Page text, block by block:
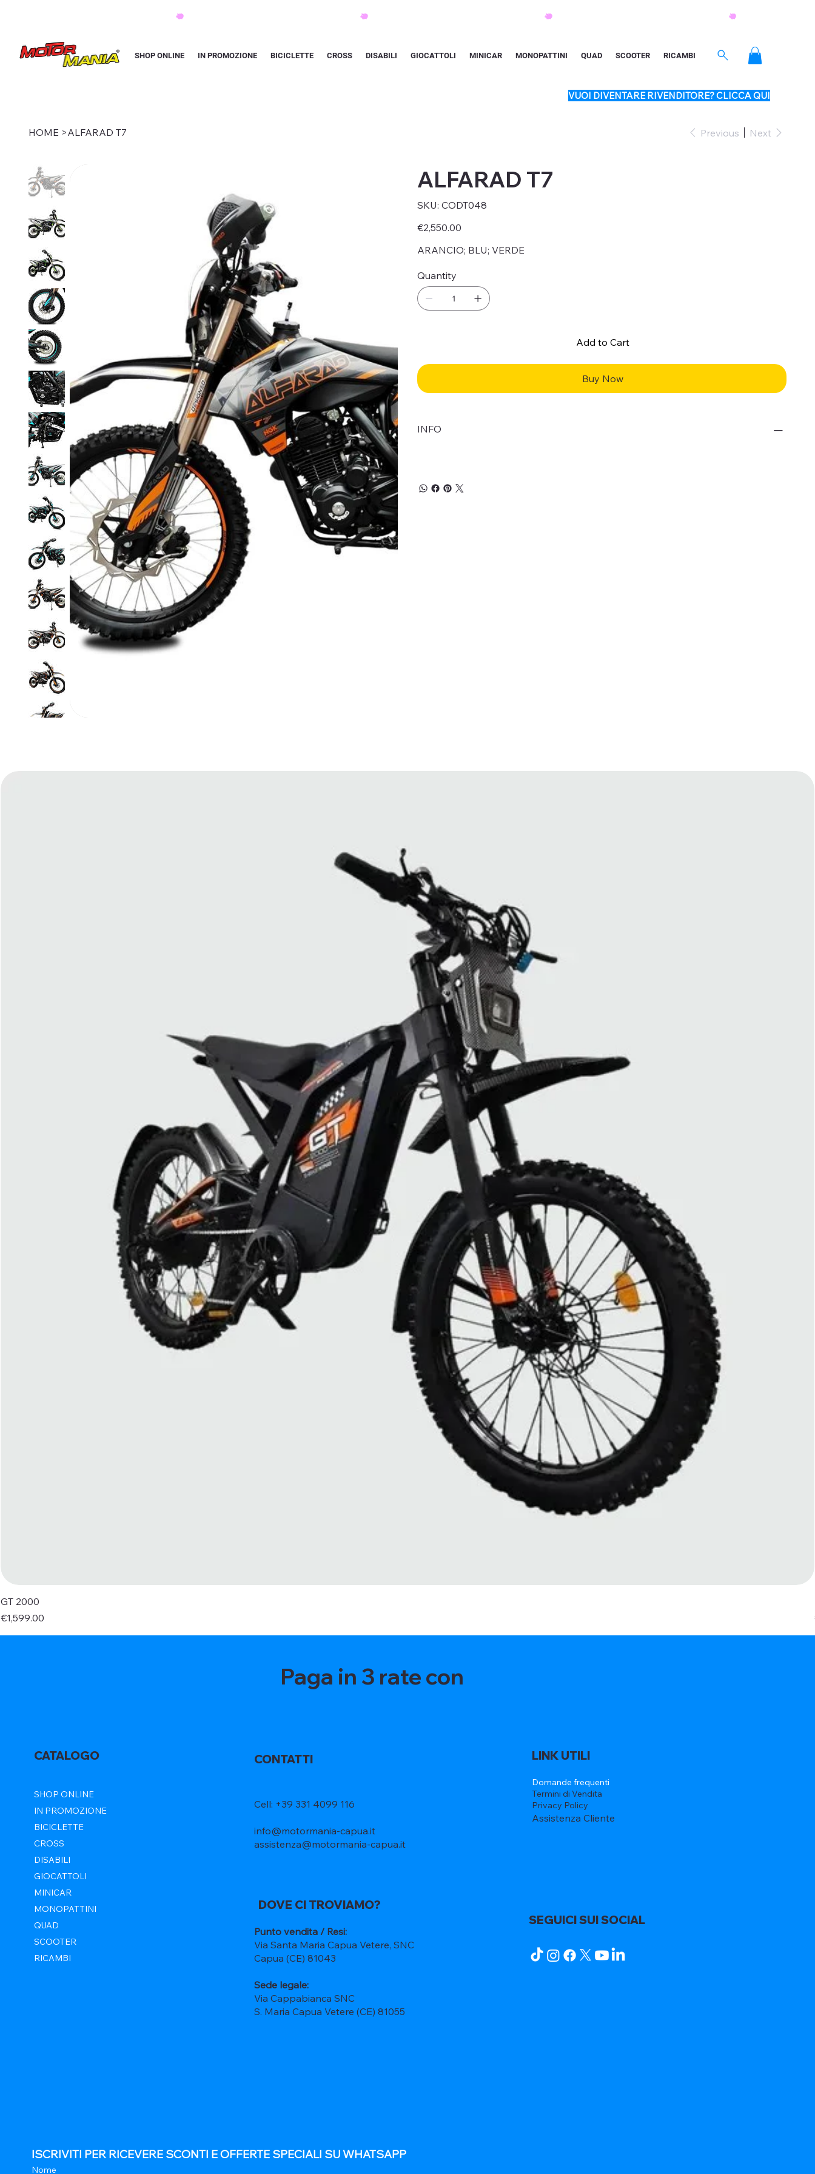
SHOP ONLINE IN PROMOZIONE BICICLETTE CROSS DISABILI GIOCATTOLI MINICAR MONOPATTINI QUAD SCOOTER RICAMBI
VUOI DIVENTARE RIVENDITORE? CLICCA QUI
HOME >ALFARAD T7 Previous Next
ALFARAD T7
SKU:
SKU
CODT048
CODT048
Price
€2,550.00
ARANCIO; BLU; VERDE
Quantity
Add to Cart
Buy Now
INFO
GT 2000
Price
€1,599.00
Paga in 3 rate con
CATALOGO
SHOP ONLINE
IN PROMOZIONE
BICICLETTE
CROSS
DISABILI
GIOCATTOLI
MINICAR
MONOPATTINI
QUAD
SCOOTER
RICAMBI
CONTATTI
Cell: +39 331 4099 116
info@motormania-capua.it
assistenza@motormania-capua.it
DOVE CI TROVIAMO?
Punto vendita / Resi:
Via Santa Maria Capua Vetere, SNC
Capua (CE) 81043
Sede legale:
Via Cappabianca SNC
S. Maria Capua Vetere (CE) 81055
LINK UTILI
Domande frequenti
Termini di Vendita
Privacy Policy
Assistenza Cliente
SEGUICI SUI SOCIAL
ISCRIVITI PER RICEVERE SCONTI E OFFERTE SPECIALI SU WHATSAPP
Nome